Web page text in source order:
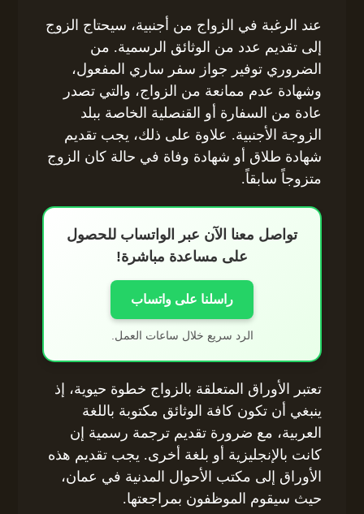
عند الرغبة في الزواج من أجنبية، سيحتاج الزوج
إلى تقديم عدد من الوثائق الرسمية. من
الضروري توفير جواز سفر ساري المفعول،
وشهادة عدم ممانعة من الزواج، والتي تصدر
عادة من السفارة أو القنصلية الخاصة ببلد
الزوجة الأجنبية. علاوة على ذلك، يجب تقديم
شهادة طلاق أو شهادة وفاة في حالة كان الزوج
متزوجاً سابقاً.
تواصل معنا الآن عبر الواتساب للحصول
على مساعدة مباشرة!
راسلنا على واتساب
الرد سريع خلال ساعات العمل.
تعتبر الأوراق المتعلقة بالزواج خطوة حيوية، إذ
ينبغي أن تكون كافة الوثائق مكتوبة باللغة
العربية، مع ضرورة تقديم ترجمة رسمية إن
كانت بالإنجليزية أو بلغة أخرى. يجب تقديم هذه
الأوراق إلى مكتب الأحوال المدنية في عمان،
حيث سيقوم الموظفون بمراجعتها.